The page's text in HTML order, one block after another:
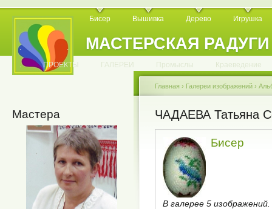
МАСТЕРСКАЯ РАДУГИ
Бисер Вышивка Дерево Игрушка
. . . . . . . . . . .
. ПРОЕКТЫ ГАЛЕРЕИ Промыслы Краеведение
Мастера
Главная › Галереи изображений ›
ЧАДАЕВА Татьяна
Бисер
В галерее 5 изображений.